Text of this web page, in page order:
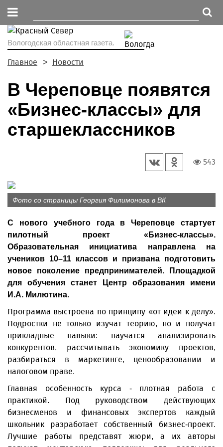
Вологодская областная газета.
Главное Новости
В Череповце появятся
«Бизнес-классы» для
старшеклассников
543
Фото со страницы Георгия Филимонова в ВК
С нового учебного года в Череповце стартует
пилотный проект «Бизнес-классы».
Образовательная инициатива направлена на
учеников 10–11 классов и призвана подготовить
новое поколение предпринимателей. Площадкой
для обучения станет Центр образования имени
И.А. Милютина.
Программа выстроена по принципу «от идеи к делу».
Подростки не только изучат теорию, но и получат
прикладные навыки: научатся анализировать
конкурентов, рассчитывать экономику проектов,
разбираться в маркетинге, ценообразовании и
налоговом праве.
Главная особенность курса - плотная работа с
практикой. Под руководством действующих
бизнесменов и финансовых экспертов каждый
школьник разработает собственный бизнес-проект.
Лучшие работы представят жюри, а их авторы